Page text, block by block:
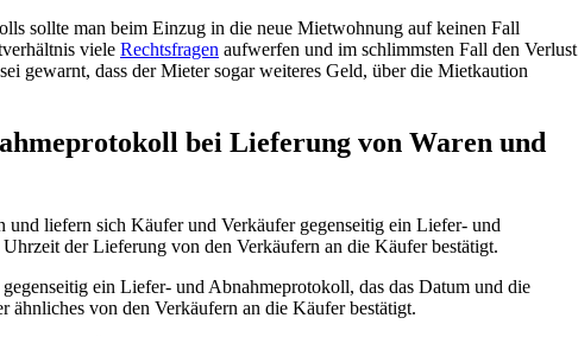
sollte man beim Einzug in die neue Mietwohnung auf keinen Fall
viele Rechtsfragen aufwerfen und im schlimmsten Fall den Verlust
gewarnt, dass der Mieter sogar weiteres Geld, über die Mietkaution
bei Lieferung von Waren und
liefern sich Käufer und Verkäufer gegenseitig ein Liefer- und
der Lieferung von den Verkäufern an die Käufer bestätigt.
ein Liefer- und Abnahmeprotokoll, das das Datum und die
ähnliches von den Verkäufern an die Käufer bestätigt.